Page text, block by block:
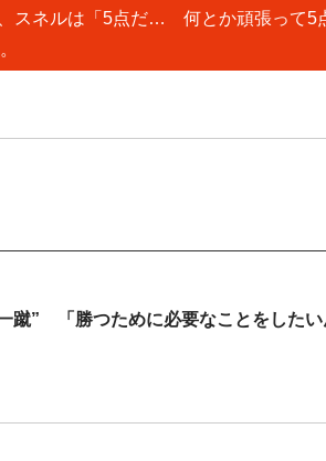
スネルは「5点だ… 何とか頑張って5
蹴” 「勝つために必要なことをしたい